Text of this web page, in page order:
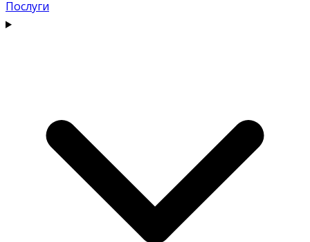
Послуги